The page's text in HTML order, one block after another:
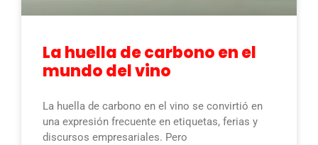
La huella de carbono en el
mundo del vino
La huella de carbono en el vino se convirtió en
una expresión frecuente en etiquetas, ferias y
discursos empresariales. Pero